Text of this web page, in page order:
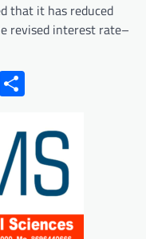
that it has reduced
revised interest rate–
X